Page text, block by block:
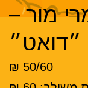
מור –
״דואט״
50/60 ₪